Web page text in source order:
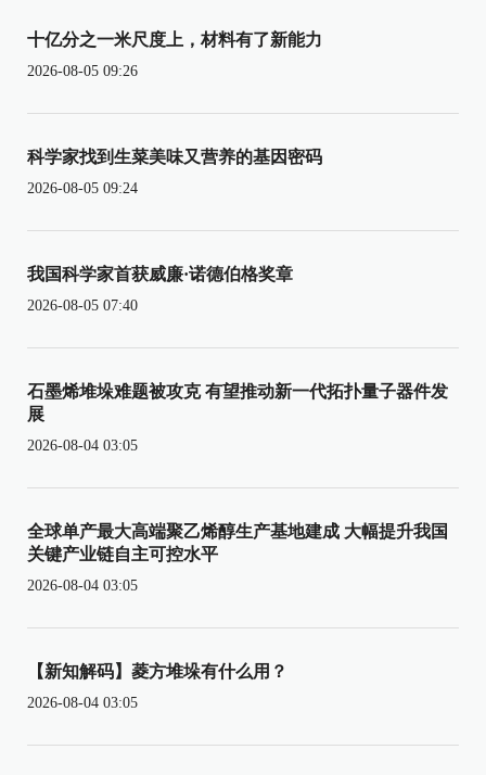
十亿分之一米尺度上，材料有了新能力
2026-08-05 09:26
科学家找到生菜美味又营养的基因密码
2026-08-05 09:24
我国科学家首获威廉·诺德伯格奖章
2026-08-05 07:40
石墨烯堆垛难题被攻克 有望推动新一代拓扑量子器件发
展
2026-08-04 03:05
全球单产最大高端聚乙烯醇生产基地建成 大幅提升我国
关键产业链自主可控水平
2026-08-04 03:05
【新知解码】菱方堆垛有什么用？
2026-08-04 03:05